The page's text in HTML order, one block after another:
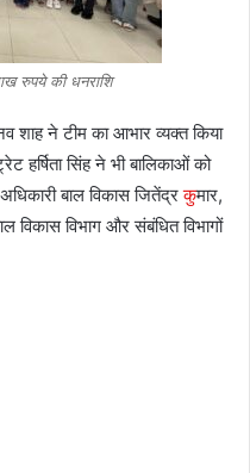
रुपये की धनराशि
शाह ने टीम का आभार व्यक्त किया
हर्षिता सिंह ने भी बालिकाओं को
बाल विकास जितेंद्रकुमार,
विकास विभाग और संबंधित विभागों